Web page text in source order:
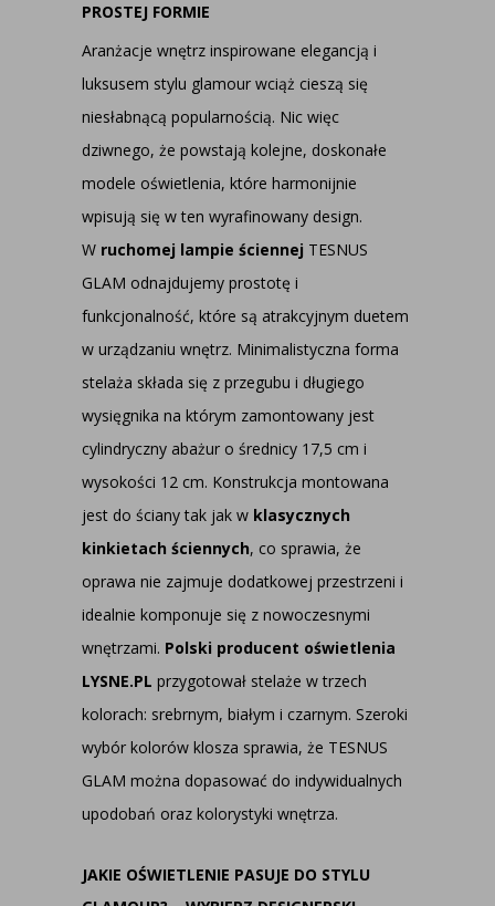
PROSTEJ FORMIE
Aranżacje wnętrz inspirowane elegancją i
luksusem stylu glamour wciąż cieszą się
niesłabnącą popularnością. Nic więc
dziwnego, że powstają kolejne, doskonałe
modele oświetlenia, które harmonijnie
wpisują się w ten wyrafinowany design.
W ruchomej lampie ściennej TESNUS
GLAM odnajdujemy prostotę i
funkcjonalność, które są atrakcyjnym duetem
w urządzaniu wnętrz. Minimalistyczna forma
stelaża składa się z przegubu i długiego
wysięgnika na którym zamontowany jest
cylindryczny abażur o średnicy 17,5 cm i
wysokości 12 cm. Konstrukcja montowana
jest do ściany tak jak w klasycznych
kinkietach ściennych, co sprawia, że
oprawa nie zajmuje dodatkowej przestrzeni i
idealnie komponuje się z nowoczesnymi
wnętrzami. Polski producent oświetlenia
LYSNE.PL przygotował stelaże w trzech
kolorach: srebrnym, białym i czarnym. Szeroki
wybór kolorów klosza sprawia, że TESNUS
GLAM można dopasować do indywidualnych
upodobań oraz kolorystyki wnętrza.
JAKIE OŚWIETLENIE PASUJE DO STYLU